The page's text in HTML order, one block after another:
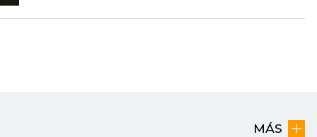
-2,61%
MÁS